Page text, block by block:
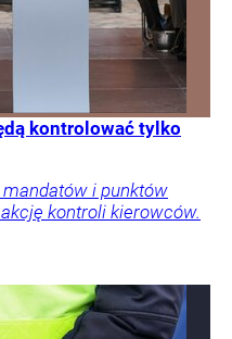
kontrolować tylko
i punktów
kontroli kierowców.